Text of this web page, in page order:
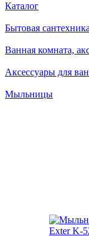
Каталог
Бытовая сантехника
Ванная комната,
Аксессуары для
Мыльницы